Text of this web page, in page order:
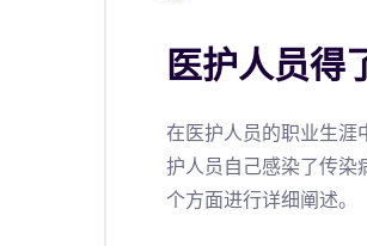
医护人员得
在医护人员的职业生涯
护人员自己感染了传染
个方面进行详细阐述。